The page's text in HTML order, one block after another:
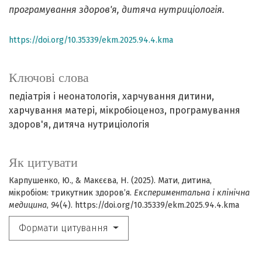
Ключові слова
педіатрія і неонатологія харчування дитини
харчування матері мікробіоценоз програмування
здоров'я дитяча нутриціологія
Як цитувати
Карпушенко, Ю., & Макєєва, Н. (2025). Мати, дитина,
мікробіом: трикутник здоров’я. Експериментальна і клінічна
медицина, 94(4). https://doi.org/10.35339/ekm.2025.94.4.kma
Формати цитування
програмування здоров'я, дитяча нутриціологія.
https://doi.org/10.35339/ekm.2025.94.4.kma